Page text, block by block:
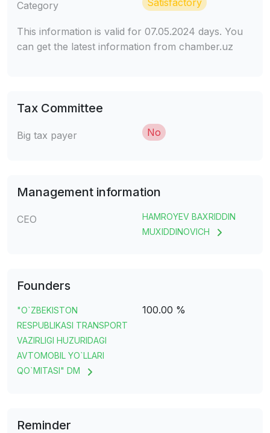
Category Satisfactory
This information is valid for 07.05.2024 days. You
can get the latest information from chamber.uz
Tax Committee
Big tax payer No
Management information
CEO
HAMROYEV BAXRIDDIN
MUXIDDINOVICH
Founders
"O`ZBEKISTON
RESPUBLIKASI TRANSPORT
VAZIRLIGI HUZURIDAGI
AVTOMOBIL YO`LLARI
QO`MITASI" DM
100.00 %
Reminder